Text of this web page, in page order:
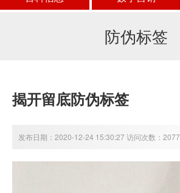
防伪标签
揭开留底防伪标签
发布日期：2020-12-24 15:30:27 访问次数：2077